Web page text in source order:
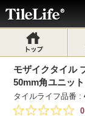
モザイクタイル
50mm角ユニッ
タイルライフ品番 :